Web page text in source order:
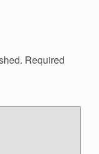
Required